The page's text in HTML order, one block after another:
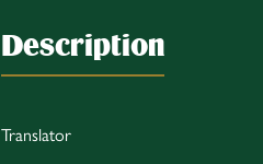
Description
Translator